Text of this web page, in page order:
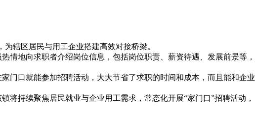
辖区居民与用工企业搭建高效对接桥梁。
情地向求职者介绍岗位信息，包括岗位职责、薪资待遇、发展前景等，
门口就能参加招聘活动，大大节省了求职的时间和成本，而且能和企业
持续聚焦居民就业与企业用工需求，常态化开展“家门口”招聘活动，